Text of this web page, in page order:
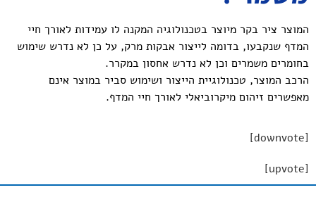
המוצר ציר בקר מיוצר בטכנולוגיה המקנה לו עמידות לאורך חיי
המדף שנקבעו, בדומה לייצור אבקות מרק, על כן לא נדרש שימוש
בחומרים משמרים וכן לא נדרש אחסון במקרר.
הרכב המוצר, טכנולוגיית הייצור ושימוש סביר במוצר אינם
מאפשרים זיהום מיקרוביאלי לאורך חיי המדף.
[downvote]
[upvote]